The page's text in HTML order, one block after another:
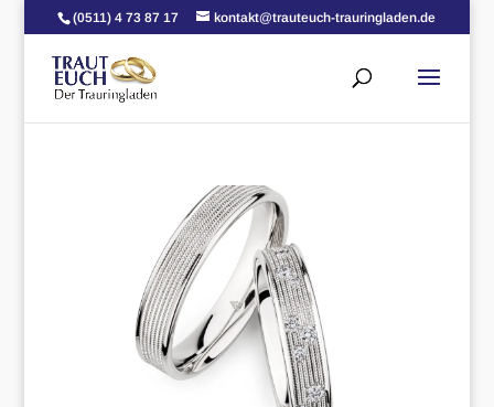
(0511) 4 73 87 17 kontakt@trauteuch-trauringladen.de